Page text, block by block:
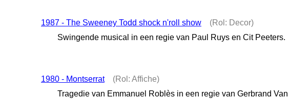
1987 - The Sweeney Todd shock n'roll show
(Rol: Decor)
Swingende musical in een regie van Paul Ruys en Cit Peeters.
1980 - Montserrat
(Rol: Affiche)
Tragedie van Emmanuel Roblès in een regie van Gerbrand